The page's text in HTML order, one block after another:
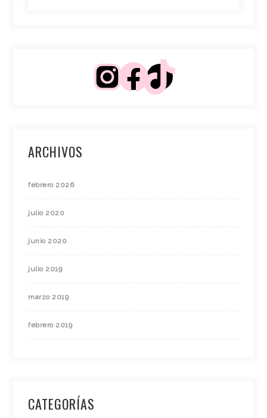
ARCHIVOS
febrero 2026
julio 2020
junio 2020
julio 2019
marzo 2019
febrero 2019
CATEGORÍAS